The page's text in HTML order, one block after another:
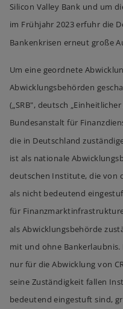
Silicon Valley Bank und um
im Frühjahr 2023 erfuhr die
Bankenkrisen erneut große
Um eine geordnete
Abwicklungsbehörden
(„SRB", deutsch
Bundesanstalt für
die in Deutschland
ist als nationale
deutschen Institute, die von
als nicht bedeutend
für
als Abwicklungsbehörde
mit und ohne Bankerlaubnis.
nur für die Abwicklung von
seine Zuständigkeit fallen
bedeutend eingestuft sind,